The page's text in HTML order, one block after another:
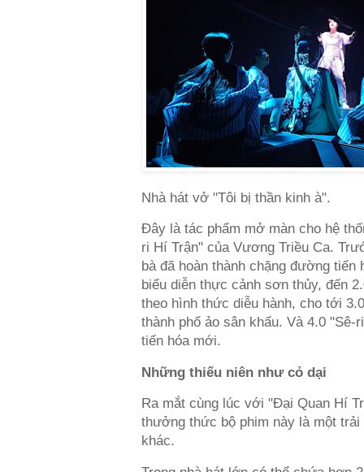
Nhà hát vở "Tôi bị thần kinh à".
Đây là tác phẩm mở màn cho hệ
ri Hí Trận" của Vương Triều Ca.
bà đã hoàn thành chặng đường
biểu diễn thực cảnh sơn thủy, đến
theo hình thức diễu hành, cho tới
thành phố ảo sân khấu. Và 4.0 "Sê-
tiến hóa mới.
Những thiếu niên như cỏ dại
Ra mắt cùng lúc với "Đại Quan Hí
thưởng thức bộ phim này là một trải
khác.